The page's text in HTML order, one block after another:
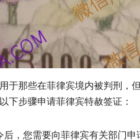
于那些在菲律宾境内被判刑，
下步骤申请菲律宾特赦签证：
，您需要向菲律宾有关部门申